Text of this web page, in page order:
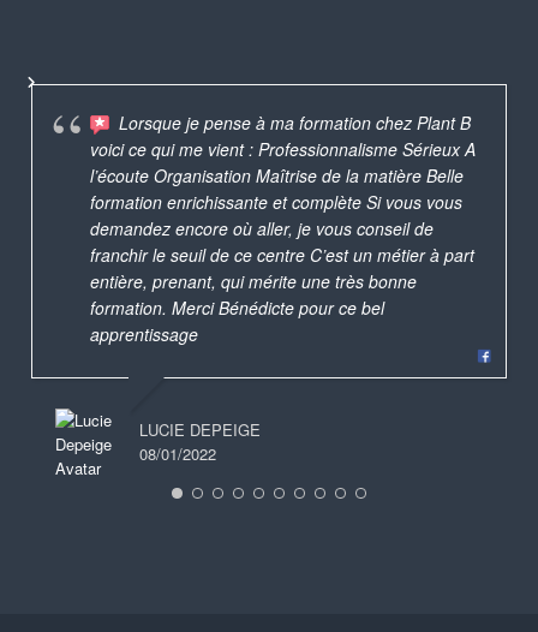
Lorsque je pense à ma formation chez Plant B
voici ce qui me vient : Professionnalisme Sérieux A
l’écoute Organisation Maîtrise de la matière Belle
formation enrichissante et complète Si vous vous
demandez encore où aller, je vous conseil de
franchir le seuil de ce centre C’est un métier à part
entière, prenant, qui mérite une très bonne
formation. Merci Bénédicte pour ce bel
apprentissage
LUCIE DEPEIGE
08/01/2022